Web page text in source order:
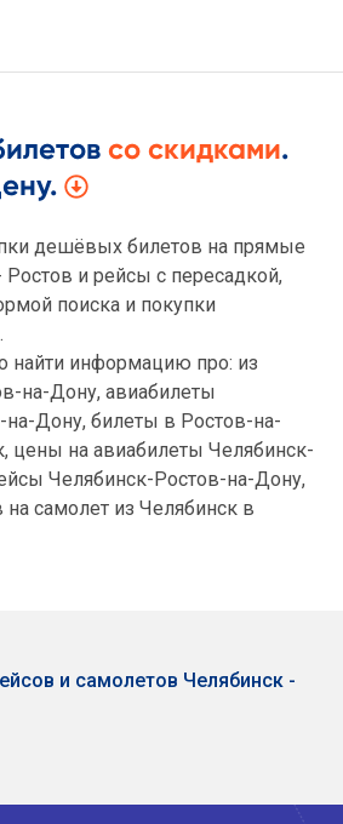
со скидками.
дешёвых билетов на прямые
и рейсы с пересадкой,
поиска и покупки
найти информацию про: из
на-Дону, авиабилеты
Дону, билеты в Ростов-на-
цены на авиабилеты Челябинск-
Челябинск-Ростов-на-Дону,
на самолет из Челябинск в
и самолетов Челябинск -